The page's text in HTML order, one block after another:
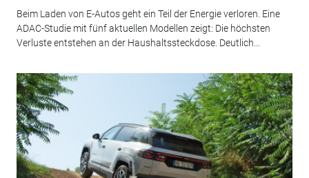
Beim Laden von E-Autos geht ein Teil der Energie verloren. Eine
ADAC-Studie mit fünf aktuellen Modellen zeigt: Die höchsten
Verluste entstehen an der Haushaltssteckdose. Deutlich...